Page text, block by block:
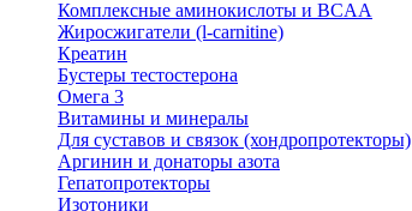
Комплексные аминокислоты и BCAA
Жиросжигатели (l-carnitine)
Креатин
Бустеры тестостерона
Омега 3
Витамины и минералы
Для суставов и связок (хондропротекторы)
Аргинин и донаторы азота
Гепатопротекторы
Изотоники